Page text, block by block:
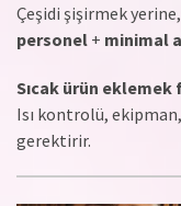
Çeşidi şişirmek yerine,
personel + minimal
Sıcak ürün eklemek
Isı kontrolü,
gerektirir.